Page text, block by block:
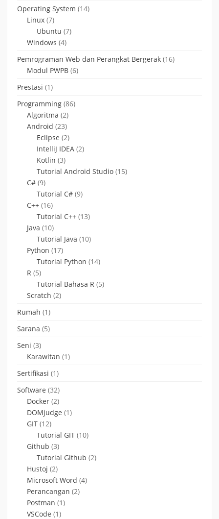
Operating System (14)
Linux (7)
Ubuntu (7)
Windows (4)
Pemrograman Web dan Perangkat Bergerak (16)
Modul PWPB (6)
Prestasi (1)
Programming (86)
Algoritma (2)
Android (23)
Eclipse (2)
IntelliJ IDEA (2)
Kotlin (3)
Tutorial Android Studio (15)
C# (9)
Tutorial C# (9)
C++ (16)
Tutorial C++ (13)
Java (10)
Tutorial Java (10)
Python (17)
Tutorial Python (14)
R (5)
Tutorial Bahasa R (5)
Scratch (2)
Rumah (1)
Sarana (5)
Seni (3)
Karawitan (1)
Sertifikasi (1)
Software (32)
Docker (2)
DOMjudge (1)
GIT (12)
Tutorial GIT (10)
Github (3)
Tutorial Github (2)
Hustoj (2)
Microsoft Word (4)
Perancangan (2)
Postman (1)
VSCode (1)